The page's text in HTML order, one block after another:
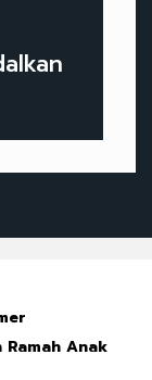
Ramah Anak